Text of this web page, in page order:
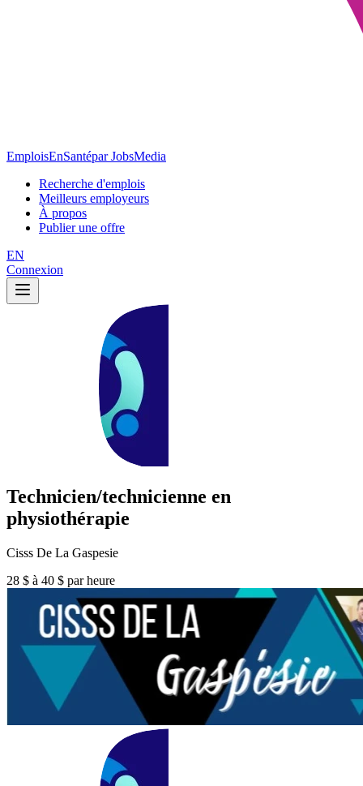
EmploisEnSantépar JobsMedia
Recherche d'emplois
Meilleurs employeurs
À propos
Publier une offre
EN
Connexion
Technicien/technicienne en
physiothérapie
Cisss De La Gaspesie
28 $ à 40 $ par heure